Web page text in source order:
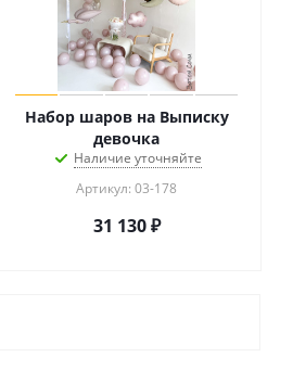
Набор шаров на Выписку
девочка
Наличие уточняйте
Артикул: 03-178
31 130₽